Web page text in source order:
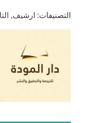
التصنيفات: ارشيف,